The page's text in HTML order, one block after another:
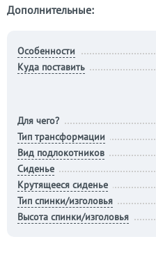
Дополнительные:
Особенности
Куда поставить
Для чего?
Тип трансформации
Вид подлокотников
Сиденье
Крутящееся сиденье
Тип спинки/изголовья
Высота спинки/изголовья